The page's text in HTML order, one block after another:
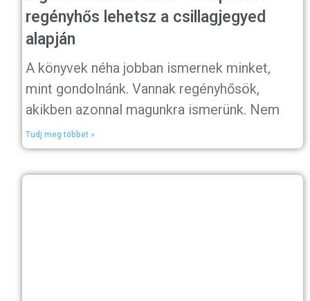
regényhős lehetsz a csillagjegyed
alapján
A könyvek néha jobban ismernek minket,
mint gondolnánk. Vannak regényhősök,
akikben azonnal magunkra ismerünk. Nem
Tudj meg többet »